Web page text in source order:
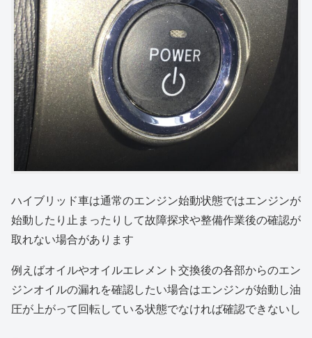
ハイブリッド車は通常のエンジン始動状態ではエンジンが
始動したり止まったりして故障探求や整備作業後の確認が
取れない場合があります
例えばオイルやオイルエレメント交換後の各部からのエン
ジンオイルの漏れを確認したい場合はエンジンが始動し油
圧が上がって回転している状態でなければ確認できないし